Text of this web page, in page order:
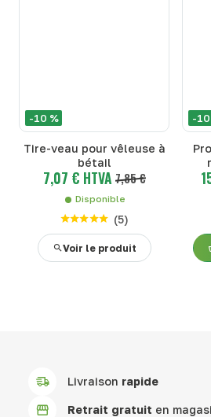
-10 %
Tire-veau pour vêleuse à
bétail
7,07 € HTVA 7,85 €
Disponible
(5)
Voir le produit
-10
Livraison rapide
Retrait gratuit en